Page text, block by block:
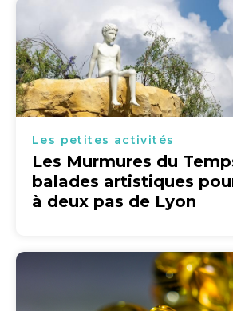
Les petites activités
Les Murmures du
balades artistiques
à deux pas de Lyon